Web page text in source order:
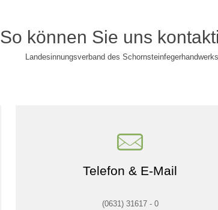
So können Sie uns
Landesinnungsverband des
Telefon & E-Mail
(0631) 31617 - 0